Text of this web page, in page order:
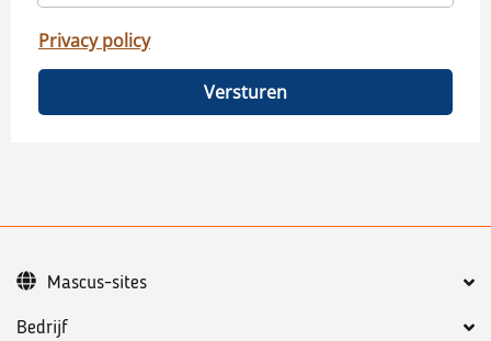
Privacy policy
Versturen
Bedrijf
Mascus-sites